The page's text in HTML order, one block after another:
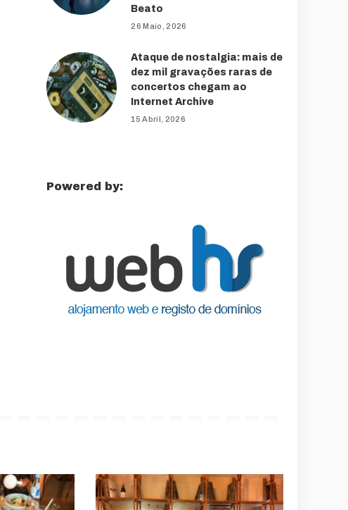
Beato
26 Maio, 2026
Ataque de nostalgia: mais de
dez mil gravações raras de
concertos chegam ao
Internet Archive
15 Abril, 2026
Powered by: